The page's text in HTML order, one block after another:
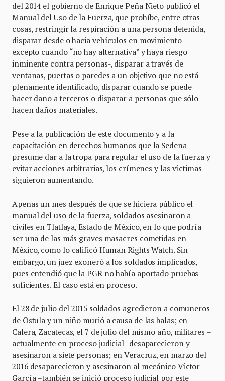
del 2014 el gobierno de Enrique Peña Nieto publicó el
Manual del Uso de la Fuerza, que prohíbe, entre otras
cosas, restringir la respiración a una persona detenida,
disparar desde o hacia vehículos en movimiento –
excepto cuando “no hay alternativa” y haya riesgo
inminente contra personas-, disparar a través de
ventanas, puertas o paredes a un objetivo que no está
plenamente identificado, disparar cuando se puede
hacer daño a terceros o disparar a personas que sólo
hacen daños materiales.
Pese a la publicación de este documento y a la
capacitación en derechos humanos que la Sedena
presume dar a la tropa para regular el uso de la fuerza y
evitar acciones arbitrarias, los crímenes y las víctimas
siguieron aumentando.
Apenas un mes después de que se hiciera público el
manual del uso de la fuerza, soldados asesinaron a
civiles en Tlatlaya, Estado de México, en lo que podría
ser una de las más graves masacres cometidas en
México, como lo calificó Human Rights Watch. Sin
embargo, un juez exoneró a los soldados implicados,
pues entendió que la PGR no había aportado pruebas
suficientes. El caso está en proceso.
El 28 de julio del 2015 soldados agredieron a comuneros
de Ostula y un niño murió a causa de las balas; en
Calera, Zacatecas, el 7 de julio del mismo año, militares –
actualmente en proceso judicial- desaparecieron y
asesinaron a siete personas; en Veracruz, en marzo del
2016 desaparecieron y asesinaron al mecánico Víctor
García –también se inició proceso judicial por este